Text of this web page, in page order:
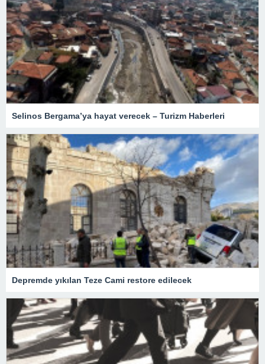
Selinos Bergama’ya hayat verecek – Turizm Haberleri
Depremde yıkılan Teze Cami restore edilecek